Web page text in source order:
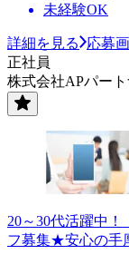
未経験OK
詳細を見る
応募
正社員
株式会社APパー
20～30代活躍中
フ募集★安心の手